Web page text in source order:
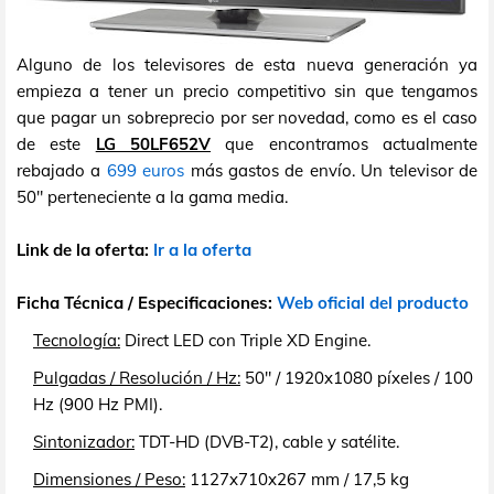
Alguno de los televisores de esta nueva generación ya
empieza a tener un precio competitivo sin que tengamos
que pagar un sobreprecio por ser novedad, como es el caso
de este LG 50LF652V que encontramos actualmente
rebajado a 699 euros más gastos de envío. Un televisor de
50" perteneciente a la gama media.
Link de la oferta: Ir a la oferta
Ficha Técnica / Especificaciones: Web oficial del producto
Tecnología: Direct LED con Triple XD Engine.
Pulgadas / Resolución / Hz: 50" / 1920x1080 píxeles / 100
Hz (900 Hz PMI).
Sintonizador: TDT-HD (DVB-T2), cable y satélite.
Dimensiones / Peso: 1127x710x267 mm / 17,5 kg